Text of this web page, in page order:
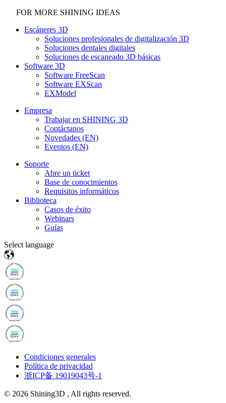
FOR MORE SHINING IDEAS
Escáneres 3D
Soluciones profesionales de digitalización 3D
Soluciones dentales digitales
Soluciones de escaneado 3D básicas
Software 3D
Software FreeScan
Software EXScan
EXModel
Empresa
Trabajar en SHINING 3D
Contáctanos
Novedades (EN)
Eventos (EN)
Soporte
Abre un ticket
Base de conocimientos
Requisitos informáticos
Biblioteca
Casos de éxito
Webinars
Guías
Select language
Condiciones generales
Política de privacidad
浙ICP备 19019043号-1
© 2026 Shining3D , All rights reserved.